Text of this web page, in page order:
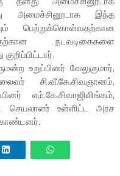
அமைச்சினூடாக இந்த
பெற்றுக்கொள்வதற்கான
நடவடிகைகளை
உறுப்பினர் வேலுகுமார்,
சி.வீ.கே.சிவஞானம்,
எம்.கே.சிவாஜிலிங்கம்,
செயலாளர் உள்ளிட்ட அரச